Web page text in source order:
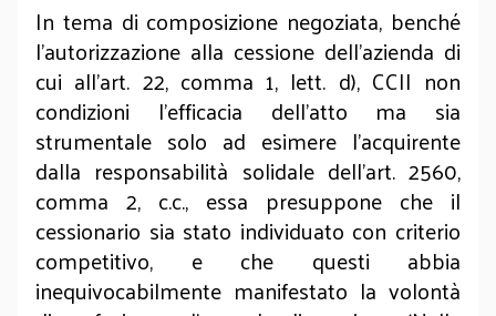
In tema di composizione negoziata, benché
l’autorizzazione alla cessione dell'azienda di
cui all’art. 22, comma 1, lett. d), CCII non
condizioni l’efficacia dell’atto ma sia
strumentale solo ad esimere l’acquirente
dalla responsabilità solidale dell’art. 2560,
comma 2, c.c., essa presuppone che il
cessionario sia stato individuato con criterio
competitivo, e che questi abbia
inequivocabilmente manifestato la volontà